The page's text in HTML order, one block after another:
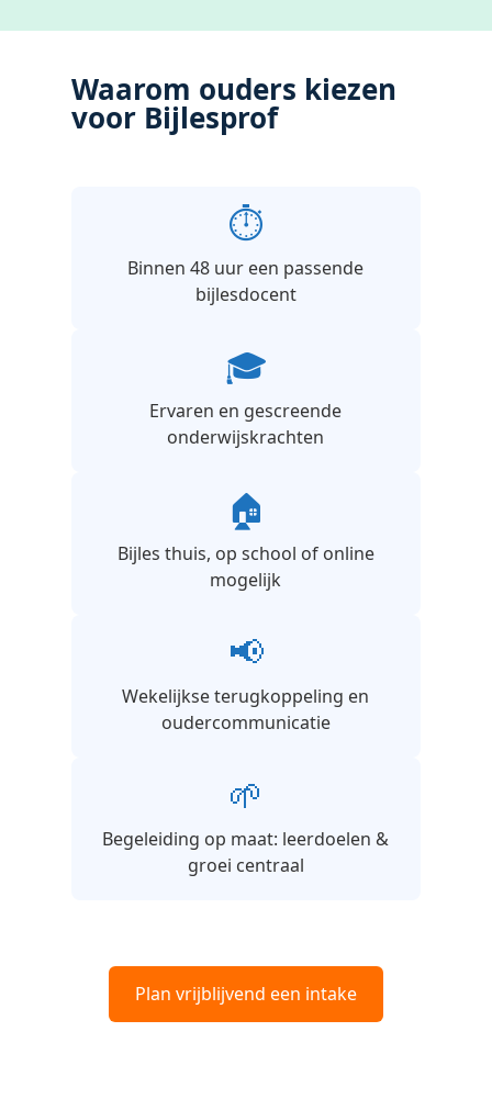
Waarom ouders kiezen
voor Bijlesprof
⏱️
Binnen 48 uur een passende
bijlesdocent
🎓
Ervaren en gescreende
onderwijskrachten
🏠
Bijles thuis, op school of online
mogelijk
📢
Wekelijkse terugkoppeling en
oudercommunicatie
🌱
Begeleiding op maat: leerdoelen &
groei centraal
Plan vrijblijvend een intake